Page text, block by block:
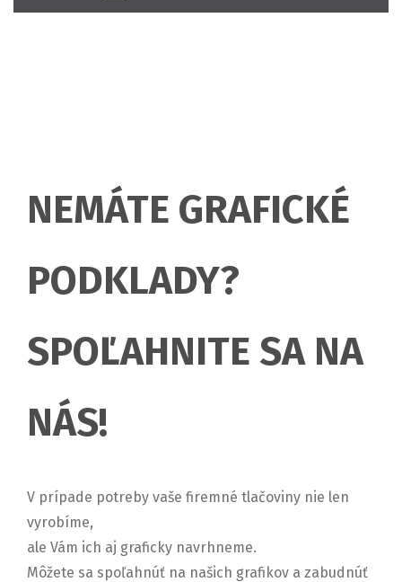
NEMÁTE GRAFICKÉ
PODKLADY?
SPOĽAHNITE SA NA
NÁS!
V prípade potreby vaše firemné tlačoviny nie len
vyrobíme,
ale Vám ich aj graficky navrhneme.
Môžete sa spoľahnúť na našich grafikov a zabudnúť